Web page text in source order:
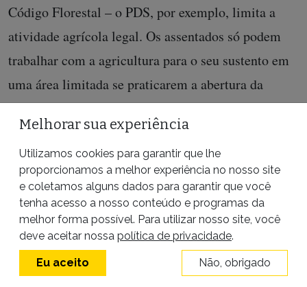
Código Florestal – o PDS, por exemplo, limita a
atividade agrícola legal. Os assentados só podem
trabalhar com a agricultura para o seu sustento em
uma área limitada se praticarem a abertura da
floresta para a instalação dos roçados tradicionais
para subsistência, mas hoje são impedidos pela lei
em relação a isso, mesmo na área limitada que lhes
foi entregue. [Podem fazer isso] Somente se
obtiverem uma licença de desmatamento, que o
órgão ambiental não consegue emitir, então o
camponês é colocado na ilegalidade. É muito
complexo conciliar objetivos ambientais com os
Melhorar sua experiência
Utilizamos cookies para garantir que lhe
proporcionamos a melhor experiência no nosso site
e coletamos alguns dados para garantir que você
tenha acesso a nosso conteúdo e programas da
melhor forma possível. Para utilizar nosso site, você
deve aceitar nossa política de privacidade.
Eu aceito Não, obrigado